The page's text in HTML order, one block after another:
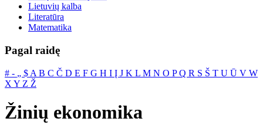
Lietuvių kalba
Literatūra
Matematika
Pagal raidę
# ‐ „ $ A B C Č D E F G H I Į J K L M N O PQ R S Š T U Ū V W
X Y Z Ž
Žinių ekonomika